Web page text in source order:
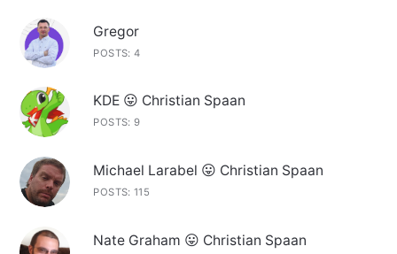
Gregor
POSTS: 4
KDE 😛 Christian Spaan
POSTS: 9
Michael Larabel 😛 Christian Spaan
POSTS: 115
Nate Graham 😛 Christian Spaan